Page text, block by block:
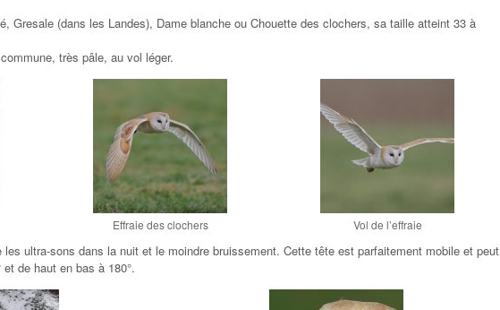
Gresale (dans les Landes), Dame blanche ou Chouette des clochers, sa taille atteint 33 à
très pâle, au vol léger.
Effraie des clochers Vol de l’effraie
ultra-sons dans la nuit et le moindre bruissement. Cette tête est parfaitement mobile et peut
de haut en bas à 180°.